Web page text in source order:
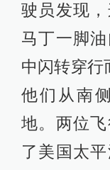
驶员发现，
马丁一脚
中闪转穿行
他们从南
地。两位
了美国太